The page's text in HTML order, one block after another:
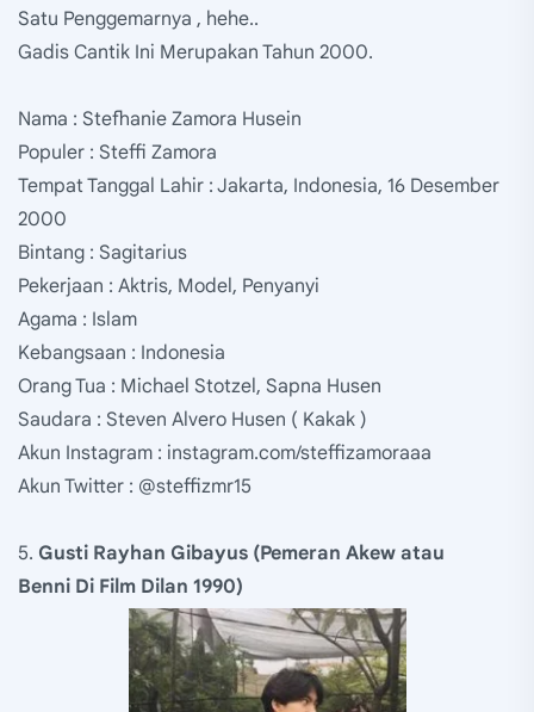
Satu Penggemarnya , hehe..
Gadis Cantik Ini Merupakan Tahun 2000.
Nama : Stefhanie Zamora Husein
Populer : Steffi Zamora
Tempat Tanggal Lahir : Jakarta, Indonesia, 16 Desember
2000
Bintang : Sagitarius
Pekerjaan : Aktris, Model, Penyanyi
Agama : Islam
Kebangsaan : Indonesia
Orang Tua : Michael Stotzel, Sapna Husen
Saudara : Steven Alvero Husen ( Kakak )
Akun Instagram : instagram.com/steffizamoraaa
Akun Twitter : @steffizmr15
5. Gusti Rayhan Gibayus (Pemeran Akew atau
Benni Di Film Dilan 1990)